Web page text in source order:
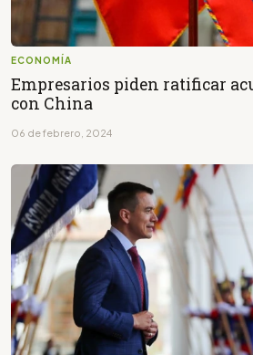
ECONOMÍA
Empresarios piden ratificar
con China
06 de febrero, 2024